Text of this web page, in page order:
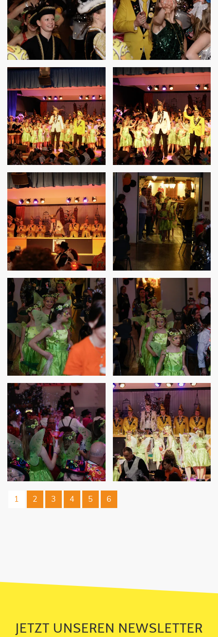
1 2 3 4 5 6
JETZT UNSEREN NEWSLETTER